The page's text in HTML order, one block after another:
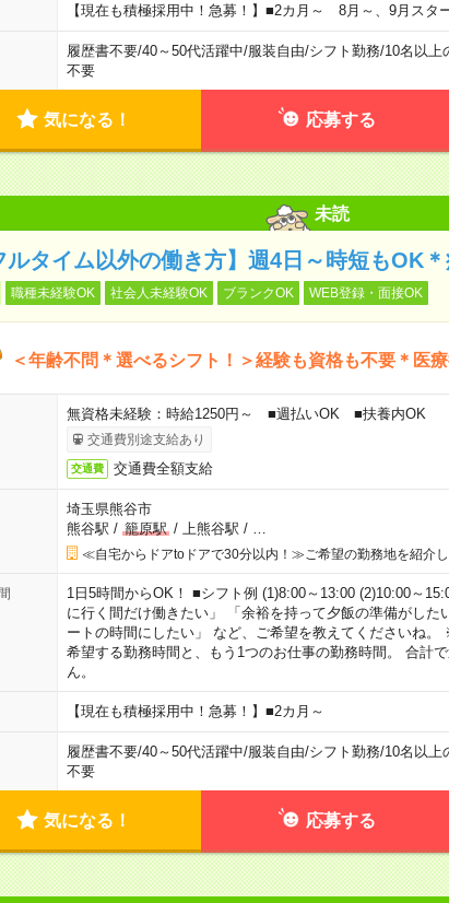
【現在も積極採用中！急募！】■2カ月～ 8月～、9月スタ
履歴書不要/40～50代活躍中/服装自由/シフト勤務/10名以上
不要
気になる！ 応募する
未読
ルタイム以外の働き方】週4日～時短もOK
職種未経験OK 社会人未経験OK ブランクOK WEB登録・面接OK
＜年齢不問＊選べるシフト！＞経験も資格も不要＊医
無資格未経験：時給1250円～ ■週払いOK ■扶養内OK
交通費別途支給あり
交通費 交通費全額支給
埼玉県熊谷市
熊谷駅 / 籠原駅/ 上熊谷駅 /
≪自宅からドアtoドアで30分以内！≫ご希望の勤務地を紹介し
1日5時間からOK！ ■シフト例 (1)8:00～13:00 (2)10:00～
に行く間だけ働きたい」 「余裕を持って夕飯の準備がし
ートの時間にしたい」 など、ご希望を教えてくださいね
希望する勤務時間と、もう1つのお仕事の勤務時間。 合計
ん。
【現在も積極採用中！急募！】■2カ月～
履歴書不要/40～50代活躍中/服装自由/シフト勤務/10名以上
不要
気になる！ 応募する